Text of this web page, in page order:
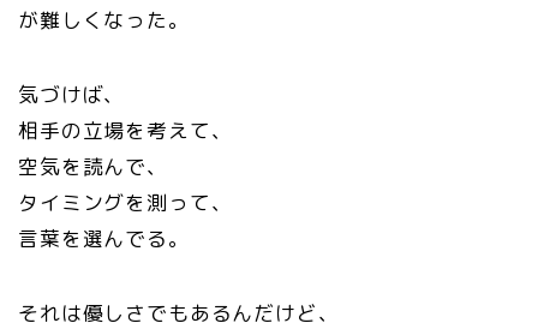
が難しくなった。
気づけば、
相手の立場を考えて、
空気を読んで、
タイミングを測って、
言葉を選んでる。
それは優しさでもあるんだけど、